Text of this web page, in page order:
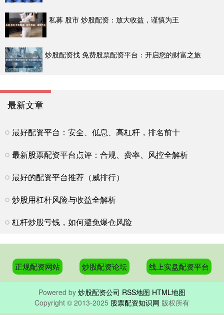
私募 股市 炒股配资：放大收益，谨慎为王
炒股配资找 免费股票配资平台：开启您的财富之旅
最新文章
最好配资平台：安全、低息、高杠杆，排名前十
最新股票配资平台点评：合规、费率、风控全解析
最好的配资平台推荐（威排行）
炒股用杠杆风险与收益全解析
杠杆炒股亏钱，如何避免爆仓风险
正规配资网站 炒股配资论坛 线上实盘配资平台
Powered by 炒股配资公司 RSS地图 HTML地图
Copyright © 2013-2025 股票配资知识网 版权所有